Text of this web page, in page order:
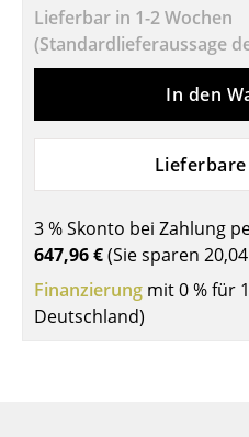
Couchtische
Schreibtische
Sekretäre & PC-Tische
Konferenztische
Stehtische & Stehpulte
Kindertische
Gartentische
Servierwagen
Lieferbar in 1-2 Wochen
(Standardlieferaussage
In den
3 % Skonto bei Zahlung
647,96 €(Sie sparen
Finanzierung mit 0 % für
Deutschland)